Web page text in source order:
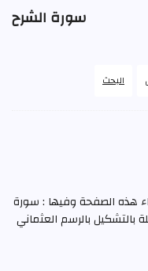
سورة الشرح
البحث
هذه الصفحة وفيها : سورة
بالرسم العثماني